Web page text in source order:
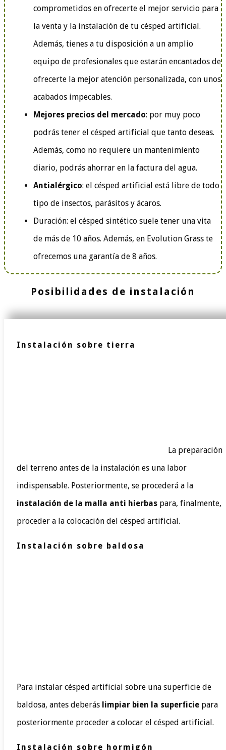
comprometidos en ofrecerte el mejor servicio para
la venta y la instalación de tu césped artificial.
Además, tienes a tu disposición a un amplio
equipo de profesionales que estarán encantados de
ofrecerte la mejor atención personalizada, con unos
acabados impecables.
Mejores precios del mercado: por muy poco
podrás tener el césped artificial que tanto deseas.
Además, como no requiere un mantenimiento
diario, podrás ahorrar en la factura del agua.
Antialérgico: el césped artificial está libre de todo
tipo de insectos, parásitos y ácaros.
Duración: el césped sintético suele tener una vita
de más de 10 años. Además, en Evolution Grass te
ofrecemos una garantía de 8 años.
Posibilidades de instalación
Instalación sobre tierra
La preparación
del terreno antes de la instalación es una labor
indispensable. Posteriormente, se procederá a la
instalación de la malla anti hierbas para, finalmente,
proceder a la colocación del césped artificial.
Instalación sobre baldosa
Para instalar césped artificial sobre una superficie de
baldosa, antes deberás limpiar bien la superficie para
posteriormente proceder a colocar el césped artificial.
Instalación sobre hormigón